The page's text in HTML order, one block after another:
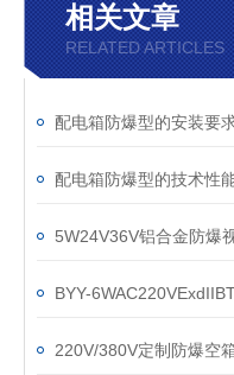
相关文章
RELATED ARTICLES